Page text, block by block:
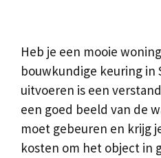
Heb je een mooie
bouwkundige keuring in
uitvoeren is een
een goed beeld van de
moet gebeuren en krijg
kosten om het object in